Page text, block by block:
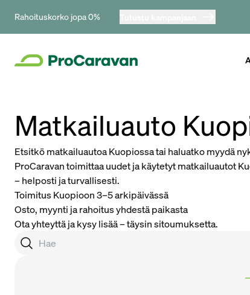
Rahoituskorko jopa 0%
Matkailuauto
Etsitkö matkailuautoa Kuopiossa tai haluatko myydä
ProCaravan toimittaa uudet ja käytetyt matkailuautot
– helposti ja turvallisesti.
Toimitus Kuopioon 3–5 arkipäivässä
Osto, myynti ja rahoitus yhdestä paikasta
Ota yhteyttä ja kysy lisää – täysin sitoumuksetta.